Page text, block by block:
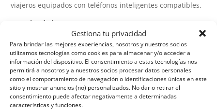
Gestiona tu privacidad
Para brindar las mejores experiencias, nosotros y nuestros socios
utilizamos tecnologías como cookies para almacenar y/o acceder a
información del dispositivo. El consentimiento a estas tecnologías nos
permitirá a nosotros y a nuestros socios procesar datos personales
como el comportamiento de navegación o identificaciones únicas en este
sitio y mostrar anuncios (no) personalizados. No dar o retirar el
consentimiento puede afectar negativamente a determinadas
características y funciones.
viajeros equipados con teléfonos inteligentes compatibles.
Ventajas de la ESIM:
Sin manipulación de tarjetas físicas
Activación en segundos mediante un código QR
Ideal para viajeros frecuentes
Opción para mantener activa Tu sIM principal
¿Cómo funciona?